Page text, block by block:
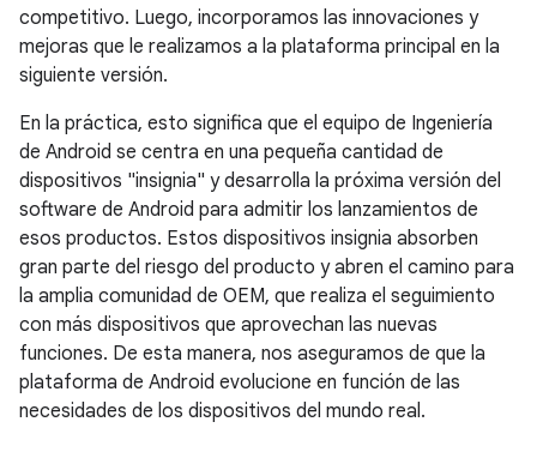
competitivo. Luego, incorporamos las innovaciones y
mejoras que le realizamos a la plataforma principal en la
siguiente versión.
En la práctica, esto significa que el equipo de Ingeniería
de Android se centra en una pequeña cantidad de
dispositivos "insignia" y desarrolla la próxima versión del
software de Android para admitir los lanzamientos de
esos productos. Estos dispositivos insignia absorben
gran parte del riesgo del producto y abren el camino para
la amplia comunidad de OEM, que realiza el seguimiento
con más dispositivos que aprovechan las nuevas
funciones. De esta manera, nos aseguramos de que la
plataforma de Android evolucione en función de las
necesidades de los dispositivos del mundo real.